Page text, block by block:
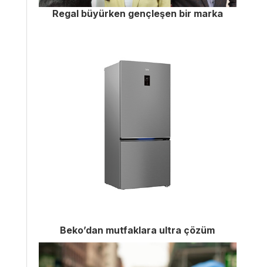
Regal büyürken gençleşen bir marka
Beko’dan mutfaklara ultra çözüm